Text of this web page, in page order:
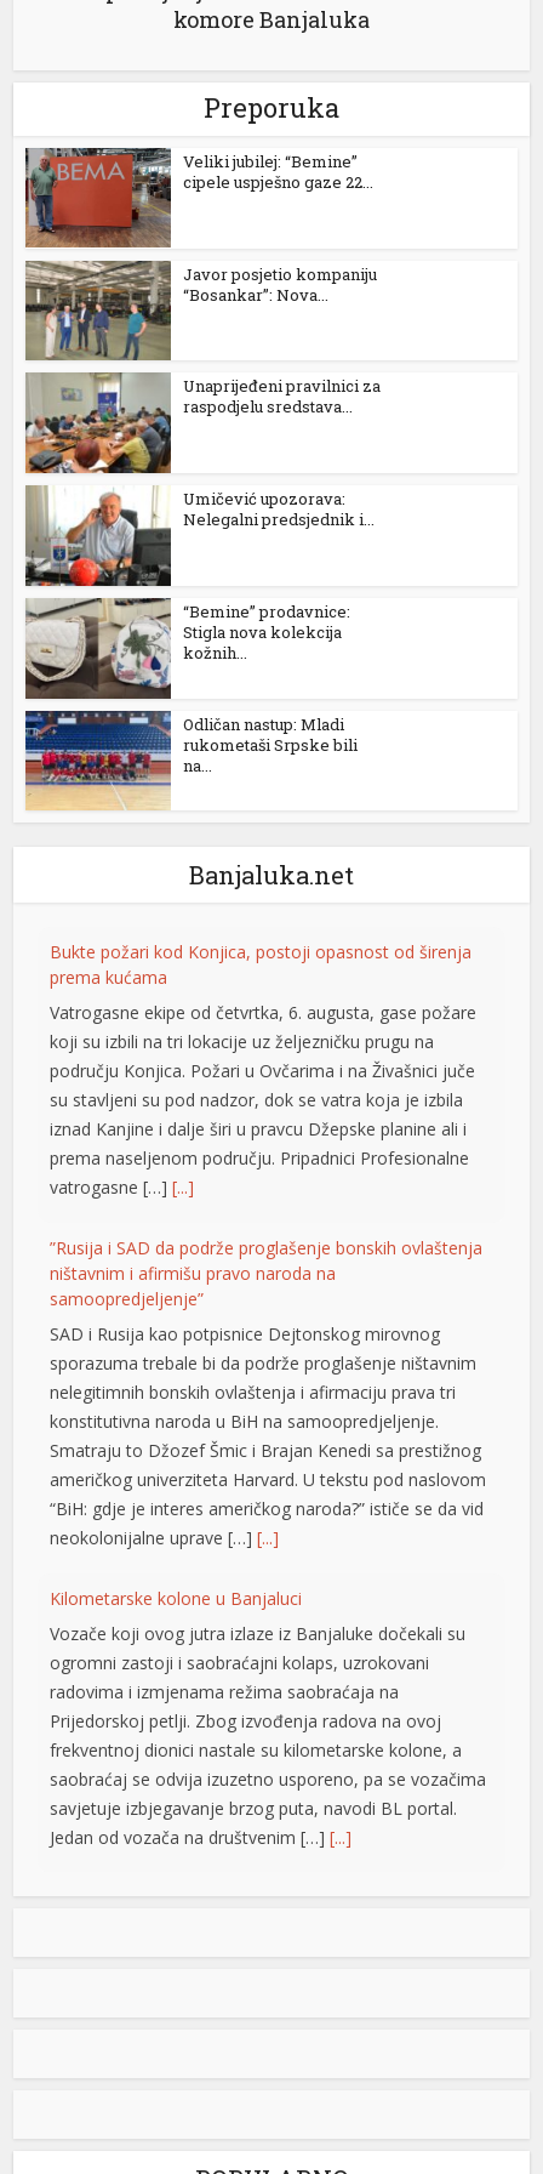
komore Banjaluka
Preporuka
Veliki jubilej: “Bemine”
cipele uspješno gaze 22...
Javor posjetio kompaniju
“Bosankar”: Nova...
Unaprijeđeni pravilnici za
raspodjelu sredstava...
Umičević upozorava:
Nelegalni predsjednik i...
“Bemine” prodavnice:
Stigla nova kolekcija
kožnih...
Odličan nastup: Mladi
rukometaši Srpske bili
na...
Banjaluka.net
Bukte požari kod Konjica, postoji opasnost od širenja
prema kućama
Vatrogasne ekipe od četvrtka, 6. augusta, gase požare
koji su izbili na tri lokacije uz željezničku prugu na
području Konjica. Požari u Ovčarima i na Živašnici juče
su stavljeni su pod nadzor, dok se vatra koja je izbila
iznad Kanjine i dalje širi u pravcu Džepske planine ali i
prema naseljenom području. Pripadnici Profesionalne
vatrogasne […][...]
”Rusija i SAD da podrže proglašenje bonskih ovlaštenja
ništavnim i afirmišu pravo naroda na
samoopredjeljenje”
SAD i Rusija kao potpisnice Dejtonskog mirovnog
sporazuma trebale bi da podrže proglašenje ništavnim
nelegitimnih bonskih ovlaštenja i afirmaciju prava tri
konstitutivna naroda u BiH na samoopredjeljenje.
Smatraju to Džozef Šmic i Brajan Kenedi sa prestižnog
američkog univerziteta Harvard. U tekstu pod naslovom
“BiH: gdje je interes američkog naroda?” ističe se da vid
neokolonijalne uprave […][...]
Kilometarske kolone u Banjaluci
Vozače koji ovog jutra izlaze iz Banjaluke dočekali su
ogromni zastoji i saobraćajni kolaps, uzrokovani
radovima i izmjenama režima saobraćaja na
Prijedorskoj petlji. Zbog izvođenja radova na ovoj
frekventnoj dionici nastale su kilometarske kolone, a
saobraćaj se odvija izuzetno usporeno, pa se vozačima
savjetuje izbjegavanje brzog puta, navodi BL portal.
Jedan od vozača na društvenim […][...]
Pripremite kišobrane: Nakon vrelog dana stižu pljuskovi i
Stanovnike Republike Srpske i Bosne i Hercegovine
u poslijepodnevnim i večernjim časovima u pojedinim
preovladavaće pretežno sunčano vrijeme, dok se sa
očekuju pljuskovi praćeni grmljavinom. Duvaće slab do